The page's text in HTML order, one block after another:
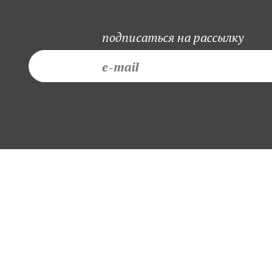
подписаться на рассылку